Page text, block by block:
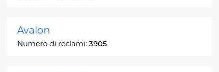
Avalon
Numero di reclami: 3905